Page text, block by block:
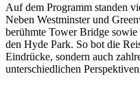
Auf dem Programm standen
Neben Westminster und
berühmte Tower Bridge sowie
den Hyde Park. So bot die
Eindrücke, sondern auch
unterschiedlichen